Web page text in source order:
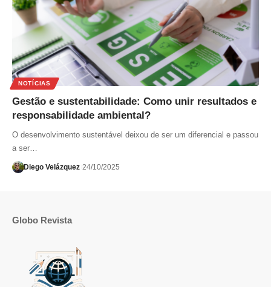
NOTÍCIAS
Gestão e sustentabilidade: Como unir resultados e
responsabilidade ambiental?
O desenvolvimento sustentável deixou de ser um diferencial e passou
a ser…
Diego Velázquez 24/10/2025
Globo Revista